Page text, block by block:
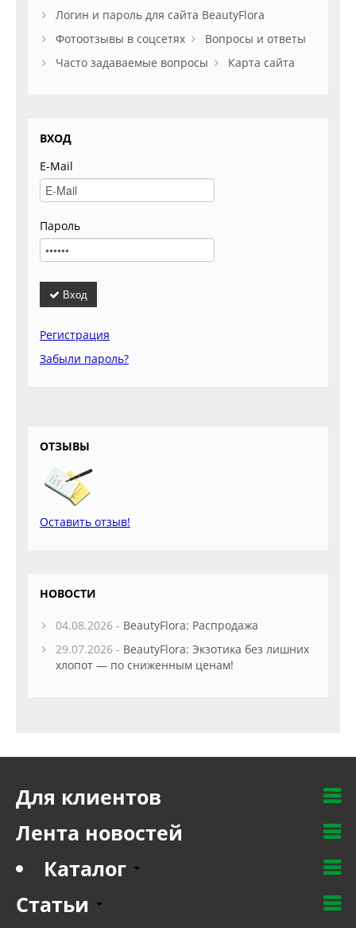
Логин и пароль для сайта BeautyFlora
Фотоотзывы в соцсетях
Вопросы и ответы
Часто задаваемые вопросы
Карта сайта
ВХОД
E-Mail
Пароль
Вход
Регистрация
Забыли пароль?
ОТЗЫВЫ
Оставить отзыв!
НОВОСТИ
04.08.2026 - BeautyFlora: Распродажа
29.07.2026 - BeautyFlora: Экзотика без лишних
хлопот — по сниженным ценам!
Для клиентов
Лента новостей
Каталог
Статьи